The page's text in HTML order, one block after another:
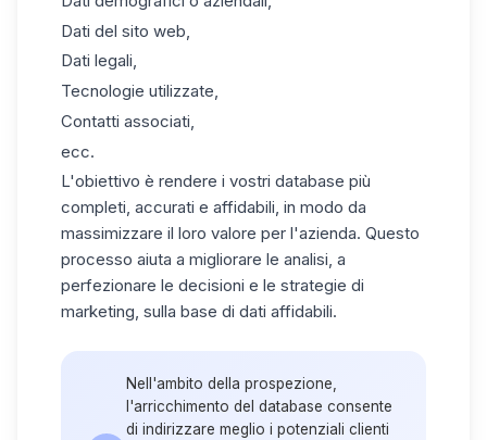
Dati del sito web,
Dati legali,
Tecnologie utilizzate,
Contatti associati,
ecc.
L'obiettivo è rendere i vostri database più
completi, accurati e affidabili, in modo da
massimizzare il loro valore per l'azienda. Questo
processo aiuta a migliorare le analisi, a
perfezionare le decisioni e le strategie di
marketing, sulla base di dati affidabili.
Nell'ambito della prospezione,
l'arricchimento del database consente
di indirizzare meglio i potenziali clienti